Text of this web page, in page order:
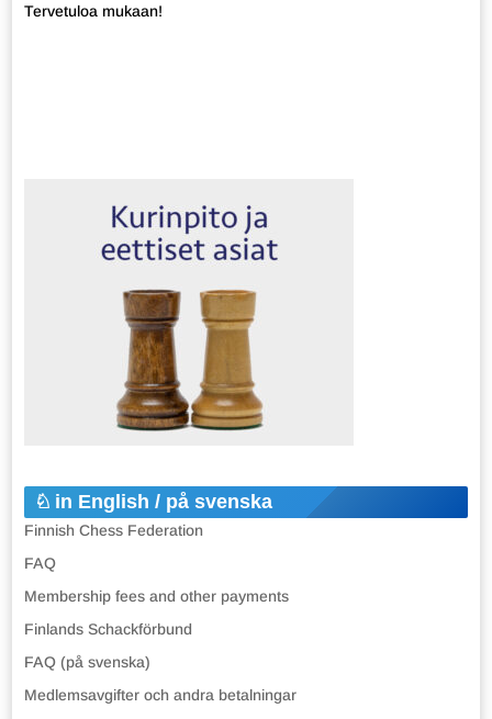
Tervetuloa mukaan!
in English / på svenska
Finnish Chess Federation
FAQ
Membership fees and other payments
Finlands Schackförbund
FAQ (på svenska)
Medlemsavgifter och andra betalningar